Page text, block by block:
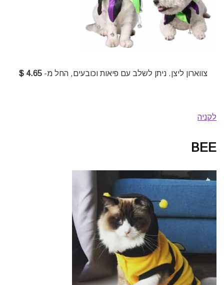
צווארון ליצן. ניתן לשלב עם פיאות וכובעים, החל מ-4.65 $
לקניה
BEE